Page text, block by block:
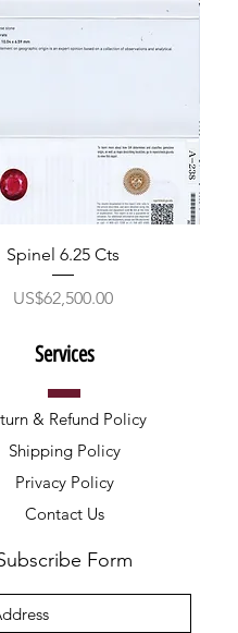
Spinel 6.25 Cts
ราคา
US$62,500.00
Services
& Refund Policy
Shipping Policy
Privacy Policy
Contact Us
Form